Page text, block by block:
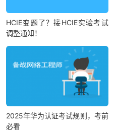
HCIE变题了？接HCIE实验考试
调整通知！
2025年华为认证考试规则，考前
必看